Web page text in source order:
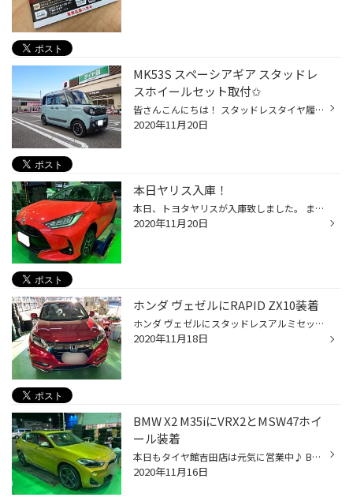
MK53S スペーシアギア スタッドレ
スホイールセット取付✩
皆さんこんにちは！ スタッドレスタイヤ履き替えの時期を迎え、毎日目の回る忙しさです:( ;´꒳`;) さて、本日は、スペーシアギアにスタッドレスタイヤのホイールセットを取り付けました(^^) オーナー様も普通のホイールでは物足りないとの事で、スペーシアギアに似合うタフな感じのホイールを一緒に...
2020年11月20日
本日ヤリス入庫！
本日、トヨタヤリスが入庫致しました。 まだ1000kmホドしか走っていないピカピカのヤリスです。 ↓ とにかくカラーが綺麗！ 新車と言うことで、新品の冬タイヤセットを装着！ ↓ホイールはバルミナのB10を装着しました。 雨の中のご来店ありがとうございます。 またのお越しをお待ちしております。
2020年11月20日
ホンダ ヴェゼルにRAPID ZX10装着
ホンダ ヴェゼルにスタッドレスアルミセット取り付け作業の紹介です！ ホンダらしい鮮やかなレッドですね！ そんなヴェゼルに合わせたアルミホイールは店長おすすめホイール マルカサービス製 RAPID ZX10になります。 ボディーカラーと合わせた赤いラインが印象的なホイールです。 今回はオーナー拘...
2020年11月18日
BMW X2 M35iにVRX2とMSW47ホイ
ール装着
本日もタイヤ館吉田店は元気に営業中♪ BMW X2 M35iにスタッドレスホイールセット取付作業の紹介です。 こちらのX2 M35iは300PSを発生する強力なエンジンを搭載しております。ブレーキキャリパーもとても大きいです！ 今回はそんなX2の為に BLIZZAK VRX2 225/45R19と アルミホイール MSW47 マットブ...
2020年11月16日